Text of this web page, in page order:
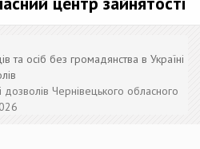
та осіб без громадянства в Україні
Чернівецького обласного